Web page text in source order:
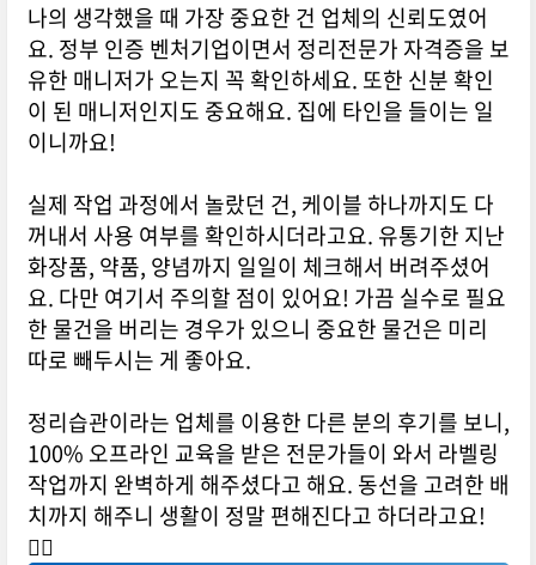
나의 생각했을 때 가장 중요한 건 업체의 신뢰도였어
요. 정부 인증 벤처기업이면서 정리전문가 자격증을 보
유한 매니저가 오는지 꼭 확인하세요. 또한 신분 확인
이 된 매니저인지도 중요해요. 집에 타인을 들이는 일
이니까요!
실제 작업 과정에서 놀랐던 건, 케이블 하나까지도 다
꺼내서 사용 여부를 확인하시더라고요. 유통기한 지난
화장품, 약품, 양념까지 일일이 체크해서 버려주셨어
요. 다만 여기서 주의할 점이 있어요! 가끔 실수로 필요
한 물건을 버리는 경우가 있으니 중요한 물건은 미리
따로 빼두시는 게 좋아요.
정리습관이라는 업체를 이용한 다른 분의 후기를 보니,
100% 오프라인 교육을 받은 전문가들이 와서 라벨링
작업까지 완벽하게 해주셨다고 해요. 동선을 고려한 배
치까지 해주니 생활이 정말 편해진다고 하더라고요!
🏃‍♀️